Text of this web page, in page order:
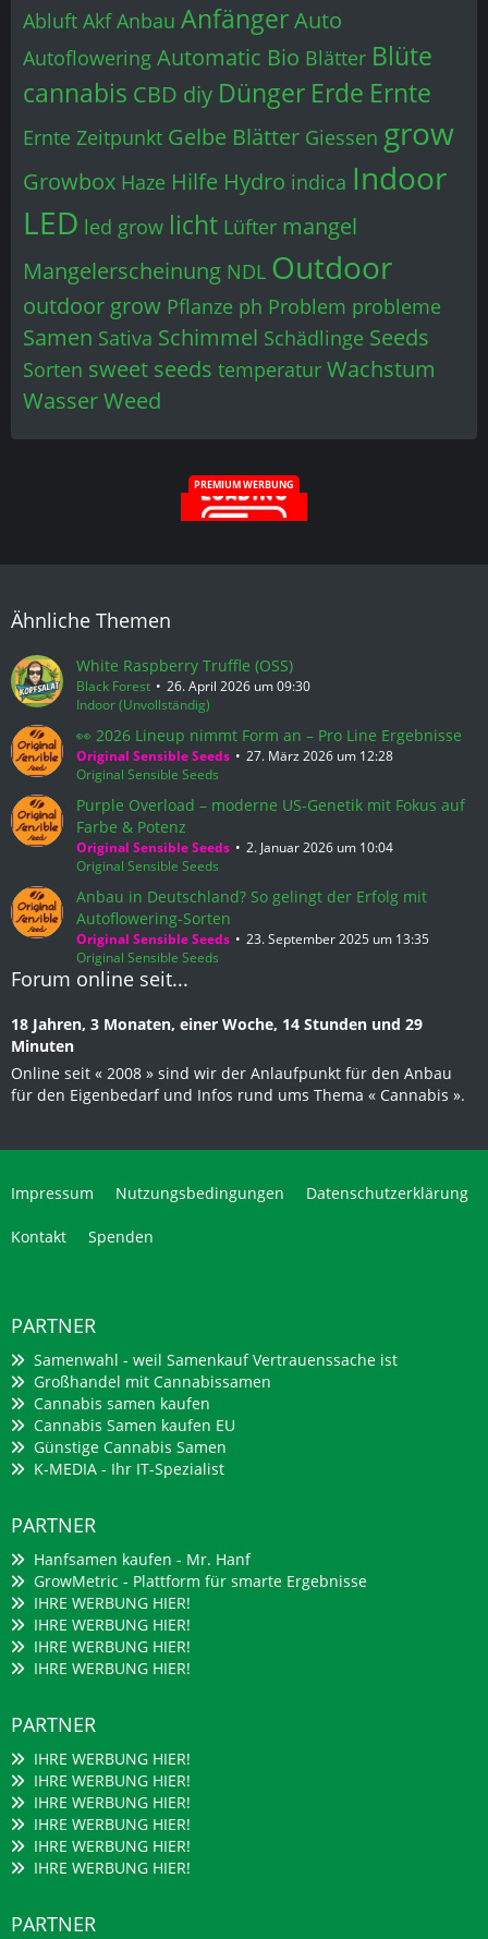
Abluft Akf Anbau AnfängerAuto
Autoflowering Automatic Bio Blätter Blüte
cannabis CBD diy Dünger Erde Ernte
Ernte Zeitpunkt Gelbe Blätter Giessen grow
Growbox Haze Hilfe Hydro indica Indoor
LED led grow licht Lüfter mangel
Mangelerscheinung NDL Outdoor
outdoor grow Pflanze ph Problem probleme
Samen Sativa Schimmel Schädlinge Seeds
Sorten sweet seeds temperatur Wachstum
WasserWeed
PREMIUM WERBUNG
Ähnliche Themen
White Raspberry Truffle (OSS)
Black Forest
26. April 2026 um 09:30
Indoor (Unvollständig)
👀 2026 Lineup nimmt Form an – Pro Line Ergebnisse
Original Sensible Seeds
27. März 2026 um 12:28
Original Sensible Seeds
Purple Overload – moderne US-Genetik mit Fokus auf
Farbe & Potenz
Original Sensible Seeds
2. Januar 2026 um 10:04
Original Sensible Seeds
Anbau in Deutschland? So gelingt der Erfolg mit
Autoflowering-Sorten
Original Sensible Seeds
23. September 2025 um 13:35
Original Sensible Seeds
Forum online seit...
18 Jahren, 3 Monaten, einer Woche, 14 Stunden und 29
Minuten
Online seit « 2008 » sind wir der Anlaufpunkt für den Anbau
für den Eigenbedarf und Infos rund ums Thema « Cannabis ».
Impressum Nutzungsbedingungen Datenschutzerklärung
Kontakt Spenden
PARTNER
Samenwahl - weil Samenkauf Vertrauenssache ist
Großhandel mit Cannabissamen
Cannabis samen kaufen
Cannabis Samen kaufen EU
Günstige Cannabis Samen
K-MEDIA - Ihr IT-Spezialist
PARTNER
Hanfsamen kaufen - Mr. Hanf
GrowMetric - Plattform für smarte Ergebnisse
IHRE WERBUNG HIER!
IHRE WERBUNG HIER!
IHRE WERBUNG HIER!
IHRE WERBUNG HIER!
PARTNER
IHRE WERBUNG HIER!
IHRE WERBUNG HIER!
IHRE WERBUNG HIER!
IHRE WERBUNG HIER!
IHRE WERBUNG HIER!
IHRE WERBUNG HIER!
PARTNER